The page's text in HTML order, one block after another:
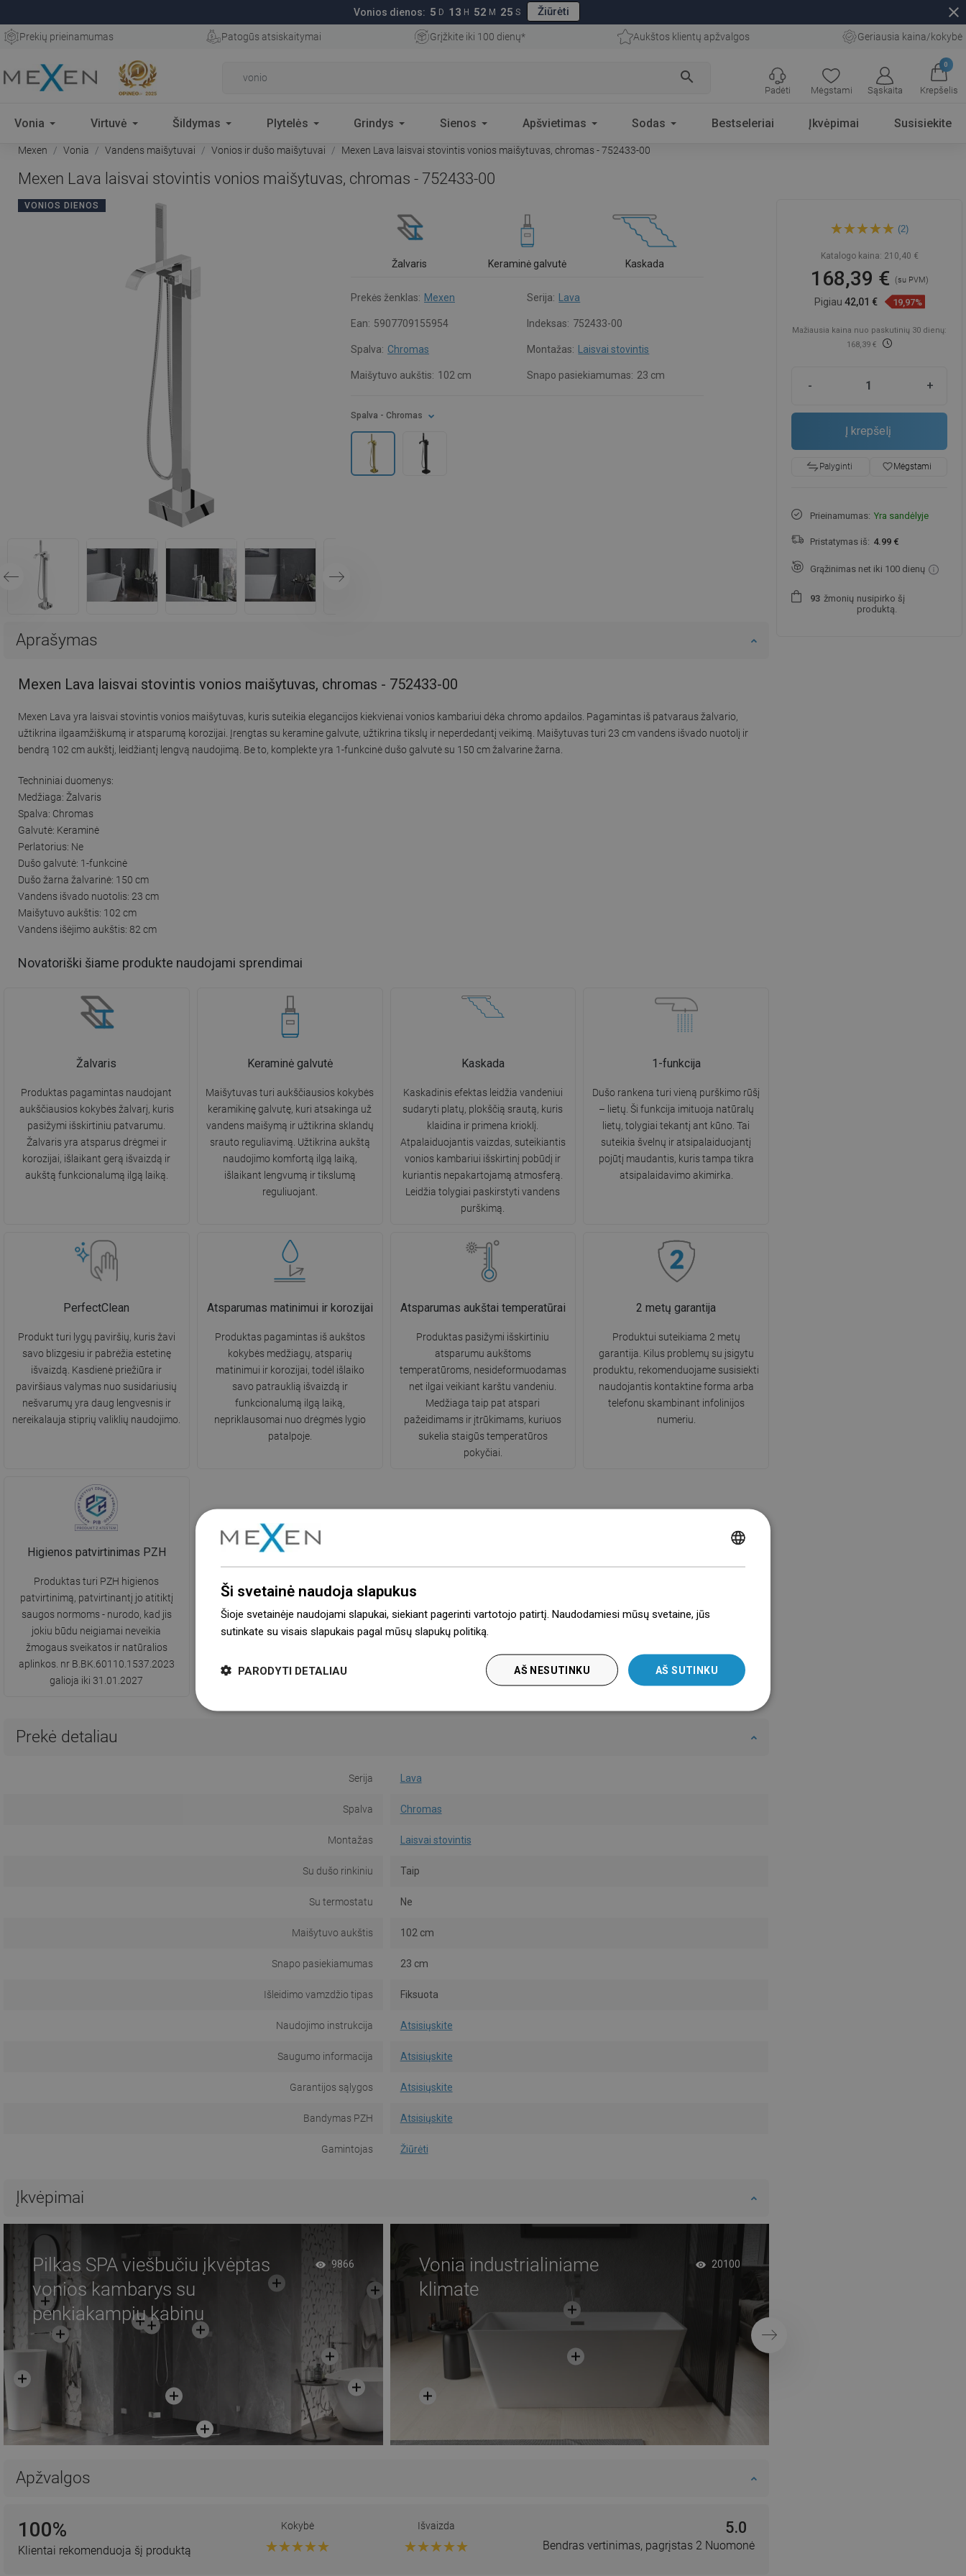
Vonios dienos: 5 D 13 H 52 M 24 S Žiūrėti close
Prekių prieinamumas Patogūs atsiskaitymai Grįžkite iki 100 dienų* Aukštos klientų apžvalgos Geriausia kaina/kokybė
search
Mėgstami Sąskaita
0
Krepšelis
Padėti
Vonia Virtuvė Šildymas Plytelės Grindys Sienos Apšvietimas Sodas Bestseleriai Įkvėpimai Susisiekite
Mexen Vonia Vandens maišytuvai Vonios ir dušo maišytuvai Mexen Lava laisvai stovintis vonios maišytuvas, chromas - 752433-00
Mexen Lava laisvai stovintis vonios maišytuvas, chromas - 752433-00
VONIOS DIENOS
Žalvaris Keraminė galvutė Kaskada
Prekės ženklas: Mexen Serija: Lava
Ean: 5907709155954 Indeksas: 752433-00
Spalva: Chromas Montažas: Laisvai stovintis
Maišytuvo aukštis: 102 cm Snapo pasiekiamumas: 23 cm
Spalva - Chromas
Aprašymas
Mexen Lava laisvai stovintis vonios maišytuvas, chromas - 752433-00
Mexen Lava yra laisvai stovintis vonios maišytuvas, kuris suteikia elegancijos kiekvienai vonios kambariui dėka chromo apdailos. Pagamintas iš patvaraus žalvario,
užtikrina ilgaamžiškumą ir atsparumą korozijai. Įrengtas su keramine galvute, užtikrina tikslų ir neperdedantį veikimą. Maišytuvas turi 23 cm vandens išvado nuotolį ir
bendrą 102 cm aukštį, leidžiantį lengvą naudojimą. Be to, komplekte yra 1-funkcinė dušo galvutė su 150 cm žalvarine žarna.
Techniniai duomenys:
Medžiaga: Žalvaris
Spalva: Chromas
Galvutė: Keraminė
Perlatorius: Ne
Dušo galvutė: 1-funkcinė
Dušo žarna žalvarinė: 150 cm
Vandens išvado nuotolis: 23 cm
Maišytuvo aukštis: 102 cm
Vandens išėjimo aukštis: 82 cm
Novatoriški šiame produkte naudojami sprendimai
Žalvaris
Produktas pagamintas naudojant
aukščiausios kokybės žalvarį, kuris
pasižymi išskirtiniu patvarumu.
Žalvaris yra atsparus drėgmei ir
korozijai, išlaikant gerą išvaizdą ir
aukštą funkcionalumą ilgą laiką.
Keraminė galvutė
Maišytuvas turi aukščiausios kokybės
keramikinę galvutę, kuri atsakinga už
vandens maišymą ir užtikrina sklandų
srauto reguliavimą. Užtikrina aukštą
naudojimo komfortą ilgą laiką,
išlaikant lengvumą ir tikslumą
reguliuojant.
Kaskada
Kaskadinis efektas leidžia vandeniui
sudaryti platų, plokščią srautą, kuris
klaidina ir primena krioklį.
Atpalaiduojantis vaizdas, suteikiantis
vonios kambariui išskirtinį pobūdį ir
kuriantis nepakartojamą atmosferą.
Leidžia tolygiai paskirstyti vandens
purškimą.
1-funkcija
Dušo rankena turi vieną purškimo rūšį
– lietų. Ši funkcija imituoja natūralų
lietų, tolygiai tekantį ant kūno. Tai
suteikia švelnų ir atsipalaiduojantį
pojūtį maudantis, kuris tampa tikra
atsipalaidavimo akimirka.
PerfectClean
Produkt turi lygų paviršių, kuris žavi
savo blizgesiu ir pabrėžia estetinę
išvaizdą. Kasdienė priežiūra ir
paviršiaus valymas nuo susidariusių
nešvarumų yra daug lengvesnis ir
nereikalauja stiprių valiklių naudojimo.
Atsparumas matinimui ir korozijai
Produktas pagamintas iš aukštos
kokybės medžiagų, atsparių
matinimui ir korozijai, todėl išlaiko
savo patrauklią išvaizdą ir
funkcionalumą ilgą laiką,
nepriklausomai nuo drėgmės lygio
patalpoje.
Atsparumas aukštai temperatūrai
Produktas pasižymi išskirtiniu
atsparumu aukštoms
temperatūroms, nesideformuodamas
net ilgai veikiant karštu vandeniu.
Medžiaga taip pat atspari
pažeidimams ir įtrūkimams, kuriuos
sukelia staigūs temperatūros
pokyčiai.
2 metų garantija
Produktui suteikiama 2 metų
garantija. Kilus problemų su įsigytu
produktu, rekomenduojame susisiekti
naudojantis kontaktine forma arba
telefonu skambinant infolinijos
numeriu.
Higienos patvirtinimas PZH
Produktas turi PZH higienos
patvirtinimą, patvirtinantį jo atitiktį
saugos normoms - nurodo, kad jis
jokiu būdu neigiamai neveikia
žmogaus sveikatos ir natūralios
aplinkos. nr B.BK.60110.1537.2023
galioja iki 31.01.2027
Prekė detaliau
Serija Lava
Spalva Chromas
Montažas Laisvai stovintis
Su dušo rinkiniu Taip
Su termostatu Ne
Maišytuvo aukštis 102 cm
Snapo pasiekiamumas 23 cm
Išleidimo vamzdžio tipas Fiksuota
Naudojimo instrukcija Atsisiųskite
Saugumo informacija Atsisiųskite
Garantijos sąlygos Atsisiųskite
Bandymas PZH Atsisiųskite
Gamintojas Žiūrėti
Įkvėpimai
Pilkas SPA viešbučiu įkvėptas
vonios kambarys su
penkiakampiu kabinu
9866
Vonia industrialiniame
klimate
20100
Tęsti
Apžvalgos
100%
Klientai rekomenduoja šį produktą
Kokybė Išvaizda 5.0
Bendras vertinimas, pagrįstas 2 Nuomonė
vonios maišytuvas, chromas -
(2)
Katalogo kaina: 210,40 €
168,39 € (su PVM)
Pigiau42,01 € 19,97%
Mažiausia kaina nuo paskutinių 30 dienų:
168,39 €
- +
Į krepšelį
Palyginti favorite_borderMėgstami
Prieinamumas: Yra sandėlyje
Pristatymas iš: 4.99 €
Grąžinimas net iki 100 dienų
93 žmonių nusipirko šį
produktą.
LITHUANIAN
Ši svetainė naudoja slapukus
Šioje svetainėje naudojami slapukai, siekiant pagerinti vartotojo patirtį. Naudodamiesi mūsų svetaine, jūs
sutinkate su visais slapukais pagal mūsų slapukų politiką.
AŠ SUTINKU
AŠ NESUTINKU
PARODYTI DETALIAU